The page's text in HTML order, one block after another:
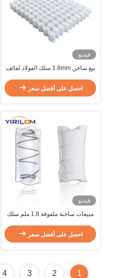
فيديو
بيع ساخن 1.8mm سلك الفولاذ لفائف
احصل على أفضل سعر
فيديو
مبيعات ساخنة ملفوفة 1.8 ملم سلك
الربيع الداخلية
احصل على أفضل سعر
1
2
3
4